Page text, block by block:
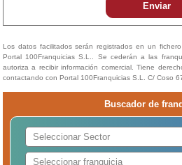
Enviar
Los datos facilitados serán registrados en un
Portal 100Franquicias S.L.. Se cederán a las
autoriza a recibir información comercial. Tiene
contactando con Portal 100Franquicias S.L. C/ Coso
Buscador de